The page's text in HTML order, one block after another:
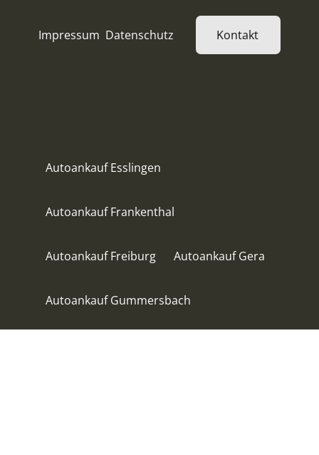
Impressum Datenschutz Kontakt
Autoankauf Esslingen
Autoankauf Frankenthal
Autoankauf Freiburg Autoankauf Gera
Autoankauf Gummersbach